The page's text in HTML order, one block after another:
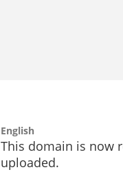
English
This domain is now
uploaded.